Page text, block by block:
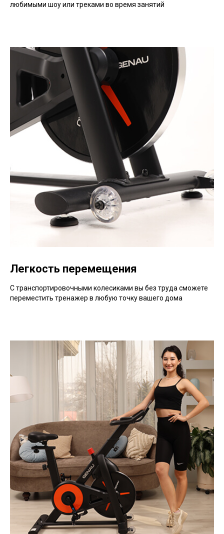
любимыми шоу или треками во время занятий
Легкость перемещения
С транспортировочными колесиками вы без труда сможете
переместить тренажер в любую точку вашего дома